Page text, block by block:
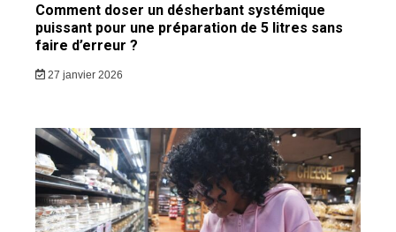
Comment doser un désherbant systémique
puissant pour une préparation de 5 litres sans
faire d’erreur ?
27 janvier 2026